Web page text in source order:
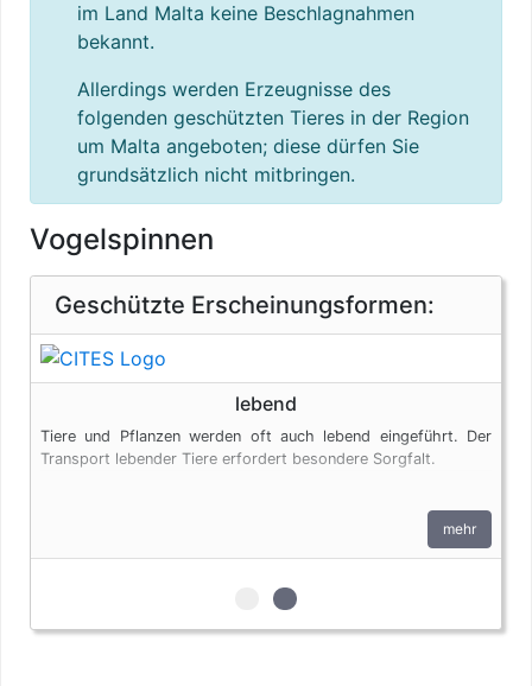
im Land Malta keine Beschlagnahmen
bekannt.
Allerdings werden Erzeugnisse des
folgenden geschützten Tieres in der Region
um Malta angeboten; diese dürfen Sie
grundsätzlich nicht mitbringen.
Vogelspinnen
Geschützte Erscheinungsformen:
lebend
Tiere und Pflanzen werden oft auch lebend eingeführt. Der
Transport lebender Tiere erfordert besondere Sorgfalt.
mehr
zur 1. geschützten
zur 2. geschützten